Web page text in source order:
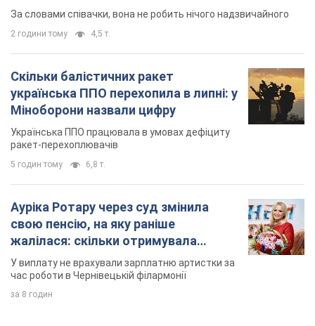
За словами співачки, вона не робить нічого надзвичайного
2 години тому 4,5 т.
Скільки балістичних ракет
українська ППО перехопила в липні: у
Міноборони назвали цифру
Українська ППО працювала в умовах дефіциту
ракет-перехоплювачів
5 годин тому 6,8 т.
Ауріка Ротару через суд змінила
свою пенсію, на яку раніше
жалілася: скільки отримувала
співачка
У виплату не врахували зарплатню артистки за
час роботи в Чернівецькій філармонії
за 8 годин